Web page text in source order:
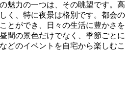
魅力の一つは、その眺望です。高
く、特に夜景は格別です。都会の
とができ、日々の生活に豊かさを
間の景色だけでなく、季節ごとに
どのイベントを自宅から楽しむこ